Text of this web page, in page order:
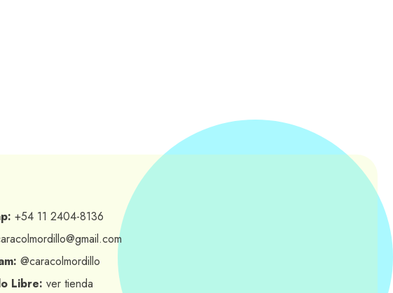
+54 11 2404-8136
@caracolmordillo
Libre: ver tienda